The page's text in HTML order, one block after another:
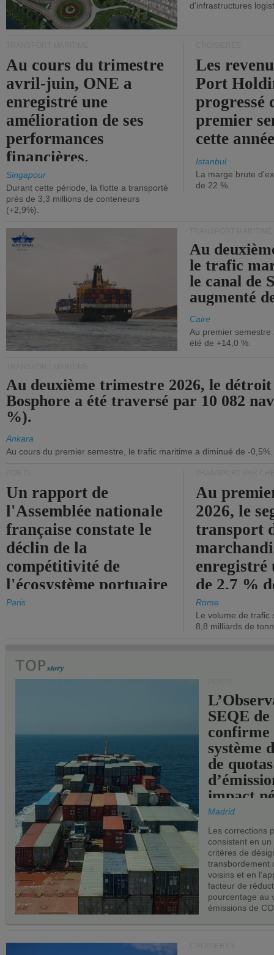
d'infrastructures
Au cours du trimestre
avril-juin, ONE a
enregistré une
amélioration de ses
performances
financières.
Singapour
Durant cette période, la flotte a transporté
près de 3,3 millions de conteneurs
(+2,9%).
Les
Port
progressé
premier
cette
Istanbul
La marge brute
de 22 %.
Au
le trafic
le canal de
augmenté
Caire
Au premier
été de +14,0 %.
Au deuxième trimestre 2026, le
Bosphore a été traversé par 10 082
%).
Ankara
Au cours du premier semestre, le trafic maritime a diminué de -0,5%.
Un rapport de
l'Assemblée nationale
française constate le
déclin de la
compétitivité de
l'écosystème portuaire
de l'État.
Paris
Au
2026, le
transport
enregistré
de 2,7 %
chiffre
Rome
Le volume de trafic
8,8 milliards de
SEQE de
confirme
système
de quotas
impact
les ports
Madrid
Les corrections
consistent en
critères de
transbordement
voisins et en
facteur de
pourcentage au
émissions de